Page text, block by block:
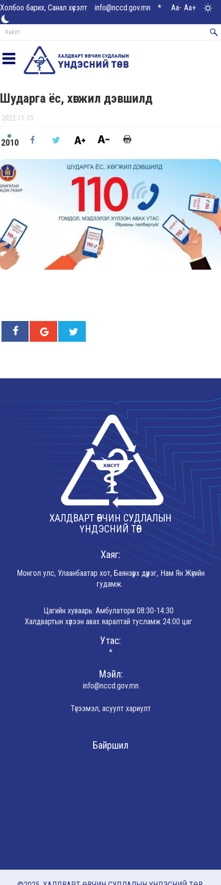
Холбоо барих, Санал хүсэлт info@nccd.gov.mn * Aa- Aa+
Шударга ёс, хөгжил дэвшилд
2022-11-15
2010
ХАЛДВАРТ ӨВЧИН СУДЛАЛЫН
ҮНДЭСНИЙ ТӨВ
Хаяг:
Монгол улс, Улаанбаатар хот, Баянзүрх дүүрэг, Нам Ян Жүгийн
гудамж.
Цагийн хуваарь: Амбулатори 08:30-14:30
Халдвартын хүлээн авах яаралтай тусламж 24:00 цаг
Утас:
*
Мэйл:
info@nccd.gov.mn
Түгээмэл, асуулт хариулт
Байршил